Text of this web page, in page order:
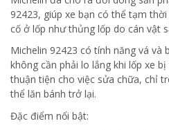
92423, giúp xe bạn có thể tạm
cố ở lốp như thủng lốp do cán vật
Michelin 92423 có tính năng vá và
không cần phải lo lắng khi lốp xe
thuận tiện cho việc sửa chữa, chỉ
thể lăn bánh trở lại.
Đặc điểm nổi bật: